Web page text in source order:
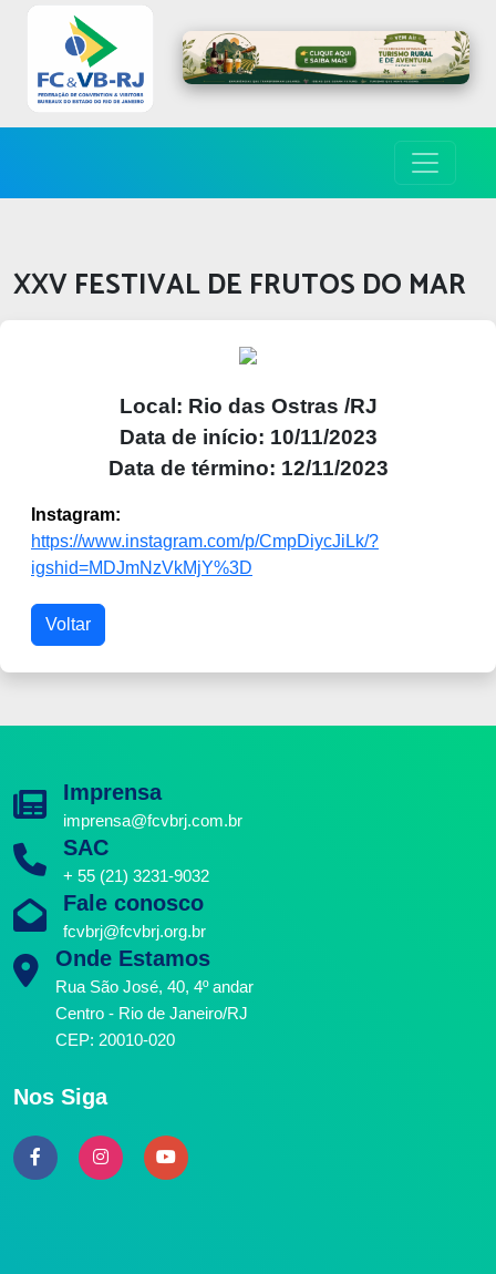
XXV FESTIVAL DE FRUTOS DO MAR
Local: Rio das Ostras /RJ
Data de início: 10/11/2023
Data de término: 12/11/2023
Instagram:
https://www.instagram.com/p/CmpDiycJiLk/?
igshid=MDJmNzVkMjY%3D
Voltar
Imprensa
imprensa@fcvbrj.com.br
SAC
+ 55 (21) 3231-9032
Fale conosco
fcvbrj@fcvbrj.org.br
Onde Estamos
Rua São José, 40, 4º andar
Centro - Rio de Janeiro/RJ
CEP: 20010-020
Nos Siga